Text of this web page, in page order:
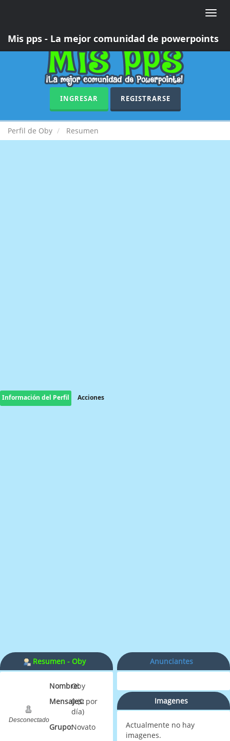
Toggle
Mis pps - La mejor comunidad de powerpoints
INGRESAR REGISTRARSE
Perfil de Oby Resumen
Información del Perfil Acciones
Resumen - Oby
Desconectado
Nombre:
Oby
Mensajes:0 (0 por
día)
Grupo:Novato
Anunciantes
Imagenes
Actualmente no hay
imagenes.